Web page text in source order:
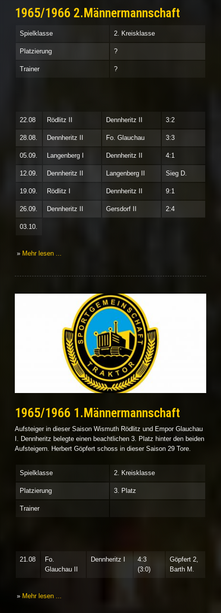
1965/1966 2.Männermannschaft
Spielklasse 2. Kreisklasse
Platzierung ?
Trainer ?
22.08 Rödlitz II Dennheritz II 3:2
28.08. Dennheritz II Fo. Glauchau 3:3
05.09. Langenberg I Dennheritz II 4:1
12.09. Dennheritz II Langenberg II Sieg D.
19.09. Rödlitz I Dennheritz II 9:1
26.09. Dennheritz II Gersdorf II 2:4
03.10.
» Mehr lesen ...
1965/1966 1.Männermannschaft
Aufsteiger in dieser Saison Wismuth Rödlitz und Empor Glauchau
I. Dennheritz belegte einen beachtlichen 3. Platz hinter den beiden
Aufsteigern. Herbert Göpfert schoss in dieser Saison 29 Tore.
Spielklasse 2. Kreisklasse
Platzierung 3. Platz
Trainer
21.08
Fo.
Glauchau II
Dennheritz I
4:3
(3:0)
Göpfert 2,
Barth M.
» Mehr lesen ...